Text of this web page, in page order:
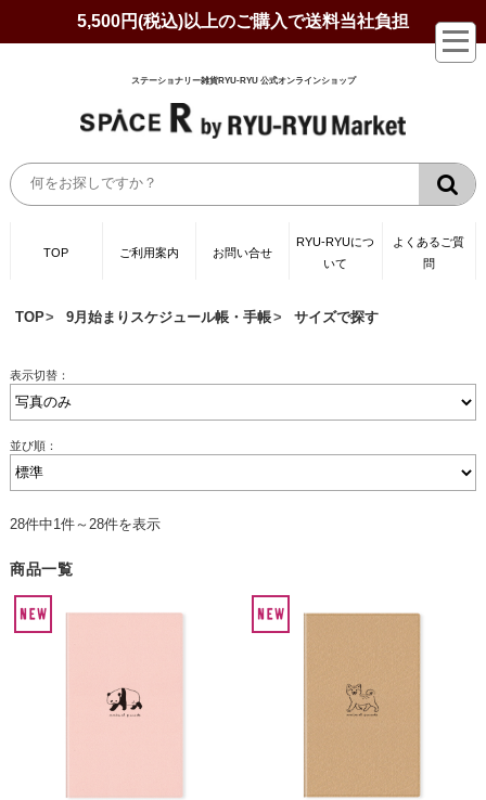
5,500円(税込)以上のご購入で送料当社負担
ステーショナリー雑貨RYU-RYU 公式オンラインショップ
TOP ご利用案内 お問い合せ
RYU-RYUにつ
いて
よくあるご質
問
TOP 9月始まりスケジュール帳・手帳 サイズで探す
表示切替：
並び順：
28件中1件～28件を表示
商品一覧